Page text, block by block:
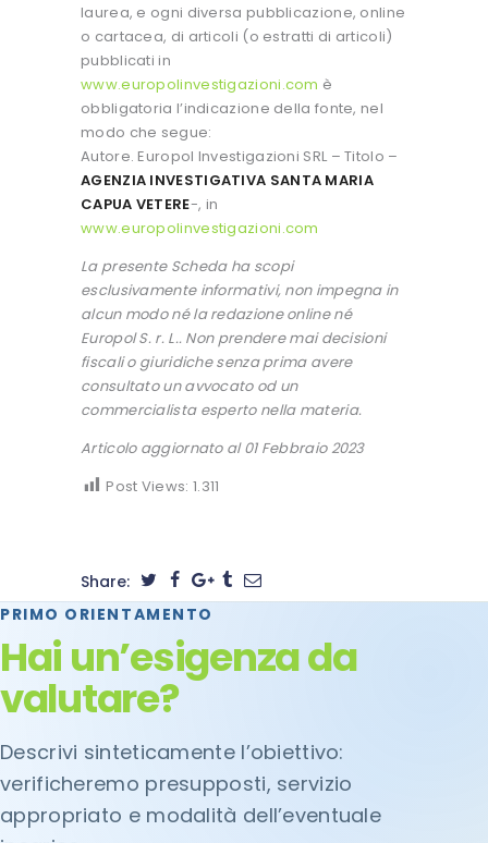
laurea, e ogni diversa pubblicazione, online
o cartacea, di articoli (o estratti di articoli)
pubblicati in
www.europolinvestigazioni.com è
obbligatoria l’indicazione della fonte, nel
modo che segue:
Autore. Europol Investigazioni SRL – Titolo –
AGENZIA INVESTIGATIVA SANTA MARIA
CAPUA VETERE-, in
www.europolinvestigazioni.com
La presente Scheda ha scopi
esclusivamente informativi, non impegna in
alcun modo né la redazione online né
Europol S. r. L.. Non prendere mai decisioni
fiscali o giuridiche senza prima avere
consultato un avvocato od un
commercialista esperto nella materia.
Articolo aggiornato al 01 Febbraio 2023
Post Views: 1.311
Share:
PRIMO ORIENTAMENTO
Hai un’esigenza da
valutare?
Descrivi sinteticamente l’obiettivo:
verificheremo presupposti, servizio
appropriato e modalità dell’eventuale